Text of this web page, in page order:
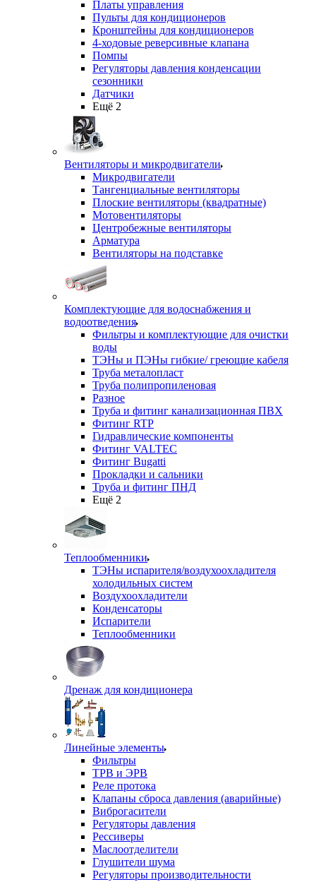
Платы управления
Пульты для кондиционеров
Кронштейны для кондиционеров
4-ходовые реверсивные клапана
Помпы
Регуляторы давления конденсации
сезонники
Датчики
Ещё 2
Вентиляторы и микродвигатели
Микродвигатели
Тангенциальные вентиляторы
Плоские вентиляторы (квадратные)
Мотовентиляторы
Центробежные вентиляторы
Арматура
Вентиляторы на подставке
Комплектующие для водоснабжения и
водоотведения
Фильтры и комплектующие для очистки
воды
ТЭНы и ПЭНы гибкие/ греющие кабеля
Труба металопласт
Труба полипропиленовая
Разное
Труба и фитинг канализационная ПВХ
Фитинг RTP
Гидравлические компоненты
Фитинг VALTEC
Фитинг Bugatti
Прокладки и сальники
Труба и фитинг ПНД
Ещё 2
Теплообменники
ТЭНы испарителя/воздухоохладителя
холодильных систем
Воздухоохладители
Конденсаторы
Испарители
Теплообменники
Дренаж для кондиционера
Линейные элементы
Фильтры
ТРВ и ЭРВ
Реле протока
Клапаны сброса давления (аварийные)
Виброгасители
Регуляторы давления
Рессиверы
Маслоотделители
Глушители шума
Регуляторы производительности